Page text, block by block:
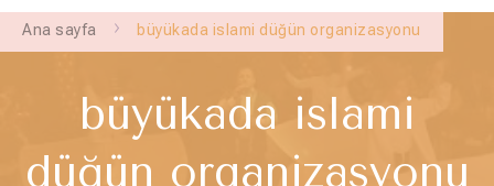
Ana sayfa büyükada islami düğün organizasyonu
büyükada islami
düğün organizasyonu